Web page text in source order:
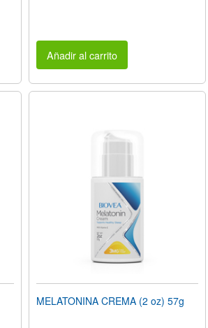
Añadir al carrito
MELATONINA CREMA (2 oz) 57g